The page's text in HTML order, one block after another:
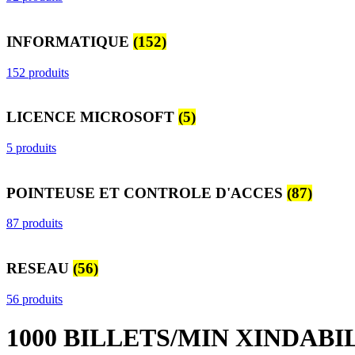
INFORMATIQUE (152)
152 produits
LICENCE MICROSOFT (5)
5 produits
POINTEUSE ET CONTROLE D'ACCES (87)
87 produits
RESEAU (56)
56 produits
1000 BILLETS/MIN